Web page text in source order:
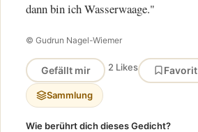
dann bin ich Wasserwaage."
© Gudrun Nagel-Wiemer
Gefällt mir 2 Likes Favorit
Sammlung
Wie berührt dich dieses Gedicht?